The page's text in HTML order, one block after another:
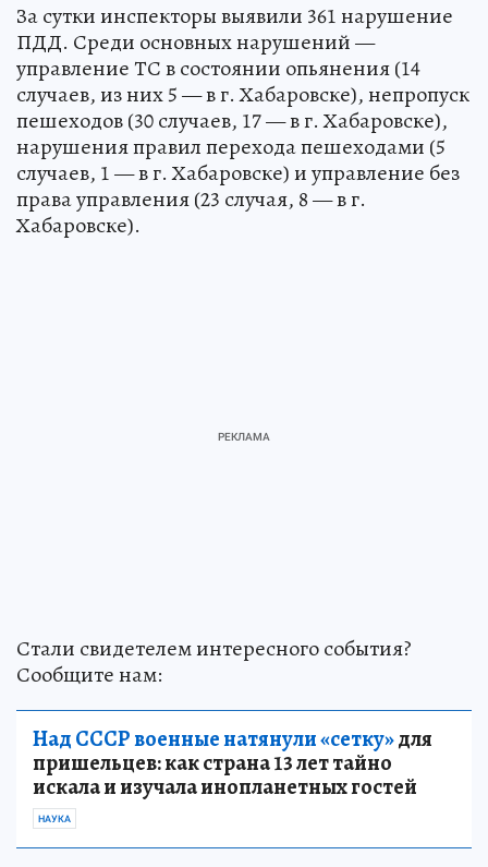
За сутки инспекторы выявили 361 нарушение
ПДД. Среди основных нарушений —
управление ТС в состоянии опьянения (14
случаев, из них 5 — в г. Хабаровске), непропуск
пешеходов (30 случаев, 17 — в г. Хабаровске),
нарушения правил перехода пешеходами (5
случаев, 1 — в г. Хабаровске) и управление без
права управления (23 случая, 8 — в г.
Хабаровске).
Стали свидетелем интересного события?
Сообщите нам:
Над СССР военные натянули «сетку»для
пришельцев: как страна 13 лет тайно
искала и изучала инопланетных гостей
НАУКА